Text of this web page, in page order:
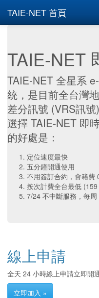
TAIE-NET 首頁
TAIE-NET
TAIE-NET 全星系
統，是目前全台灣
差分訊號 (VRS訊號)
選擇 TAIE-NET 即
的好處是：
定位速度最快
五分鐘開通使用
不用簽訂合約，會籍費
按次計費全台最低
7/24 不中斷服務，每
線上申請
全天 24 小時線上申請立即開
立即加入 »